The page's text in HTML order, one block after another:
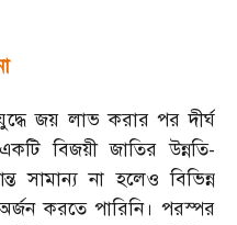
যুদ্ধে জয় লাভ করার পর দীর্ঘ
বিজয়ী জাতির উন্নতি-
সামান্য না হলেও বিভিন্ন
করতে পারিনি। পরস্পর